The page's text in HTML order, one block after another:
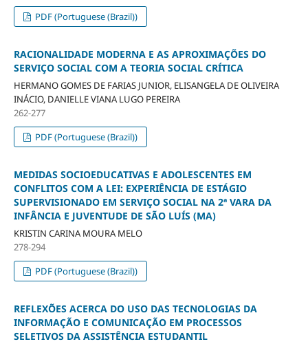
PDF (Portuguese (Brazil))
RACIONALIDADE MODERNA E AS APROXIMAÇÕES DO
SERVIÇO SOCIAL COM A TEORIA SOCIAL CRÍTICA
HERMANO GOMES DE FARIAS JUNIOR, ELISANGELA DE OLIVEIRA
INÁCIO, DANIELLE VIANA LUGO PEREIRA
262-277
PDF (Portuguese (Brazil))
MEDIDAS SOCIOEDUCATIVAS E ADOLESCENTES EM
CONFLITOS COM A LEI: EXPERIÊNCIA DE ESTÁGIO
SUPERVISIONADO EM SERVIÇO SOCIAL NA 2ª VARA DA
INFÂNCIA E JUVENTUDE DE SÃO LUÍS (MA)
KRISTIN CARINA MOURA MELO
278-294
PDF (Portuguese (Brazil))
REFLEXÕES ACERCA DO USO DAS TECNOLOGIAS DA
INFORMAÇÃO E COMUNICAÇÃO EM PROCESSOS
SELETIVOS DA ASSISTÊNCIA ESTUDANTIL